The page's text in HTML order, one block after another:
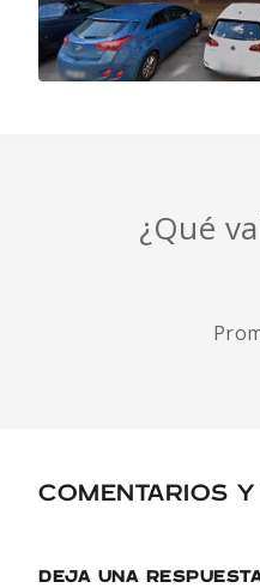
¿Qué
COMENTARIOS
DEJA UNA